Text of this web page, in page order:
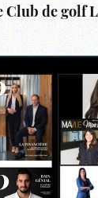
Club de golf